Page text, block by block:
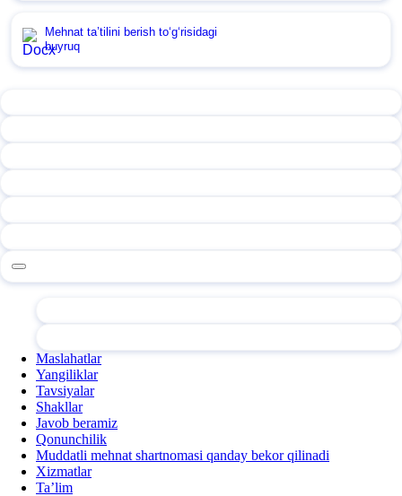
Mehnat ta’tilini berish toʻgʻrisidagi
buyruq
Maslahatlar
Yangiliklar
Tavsiyalar
Shakllar
Javob beramiz
Qonunchilik
Muddatli mehnat shartnomasi qanday bekor qilinadi
Xizmatlar
Ta’lim